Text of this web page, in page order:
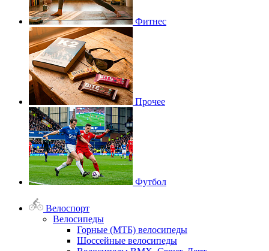
Фитнес
Прочее
Футбол
Велоспорт
Велосипеды
Горные (МТБ) велосипеды
Шоссейные велосипеды